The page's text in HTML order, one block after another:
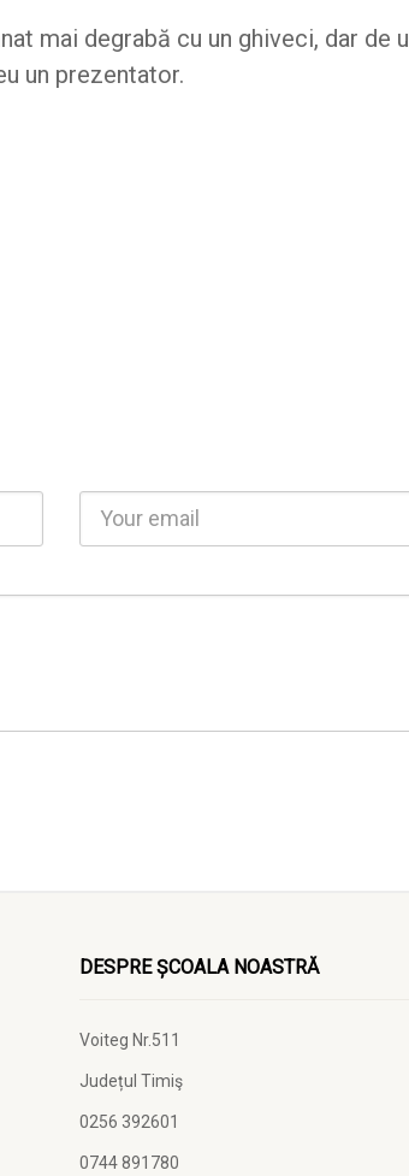
mai degrabă cu un ghiveci, dar de
un prezentator.
DESPRE ȘCOALA NOASTRĂ
Voiteg Nr.511
Județul Timiş
0256 392601
0744 891780